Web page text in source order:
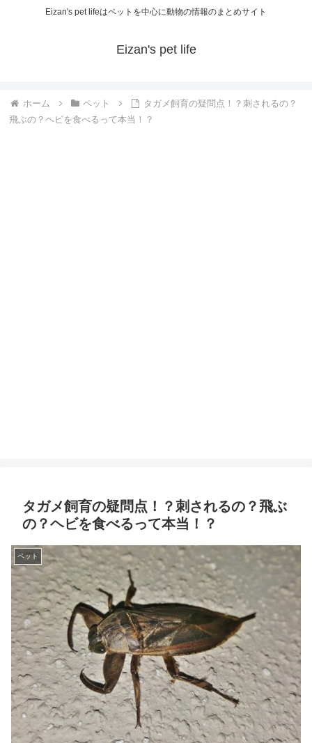
Eizan's pet lifeはペットを中心に動物の情報のまとめサイト
Eizan's pet life
ホーム ペット
タガメ飼育の疑問点！？刺されるの？
飛ぶの？ヘビを食べるって本当！？
タガメ飼育の疑問点！？刺されるの？飛ぶ
の？ヘビを食べるって本当！？
ペット